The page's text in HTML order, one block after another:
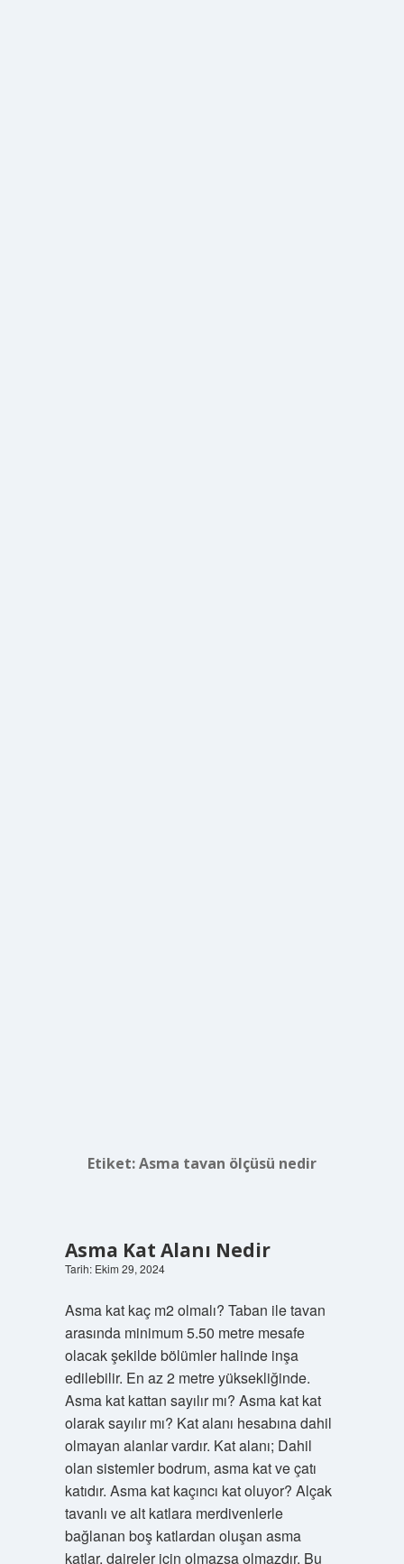
Etiket:Asma tavan ölçüsü nedir
Asma Kat Alanı Nedir
Tarih: Ekim 29, 2024
Asma kat kaç m2 olmalı? Taban ile tavan
arasında minimum 5.50 metre mesafe
olacak şekilde bölümler halinde inşa
edilebilir. En az 2 metre yüksekliğinde.
Asma kat kattan sayılır mı? Asma kat kat
olarak sayılır mı? Kat alanı hesabına dahil
olmayan alanlar vardır. Kat alanı; Dahil
olan sistemler bodrum, asma kat ve çatı
katıdır. Asma kat kaçıncı kat oluyor? Alçak
tavanlı ve alt katlara merdivenlerle
bağlanan boş katlardan oluşan asma
katlar, daireler için olmazsa olmazdır. Bu